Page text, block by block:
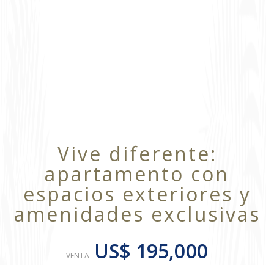
Vive diferente:
apartamento con
espacios exteriores y
amenidades exclusivas
VENTA US$ 195,000